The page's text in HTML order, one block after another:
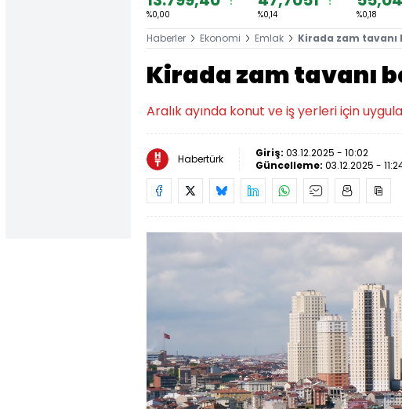
%0,00 %0,14 %0,18
Haberler Ekonomi Emlak Kirada zam
Kirada zam tavanı
Aralık ayında konut ve iş yerleri için
Habertürk Giriş: 03.12.2025 - 10:02
Güncelleme: 03.12.2025 -